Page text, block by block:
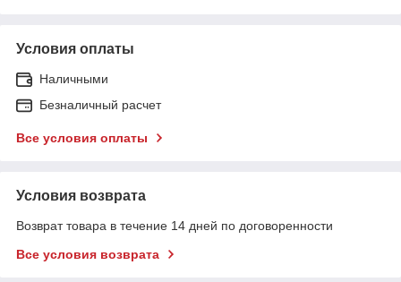
Условия оплаты
Наличными
Безналичный расчет
Все условия оплаты
Условия возврата
Возврат товара в течение 14 дней по договоренности
Все условия возврата